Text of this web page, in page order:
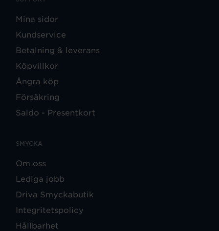
Mina sidor
Kundservice
Betalning & leverans
Köpvillkor
Ångra köp
Försäkring
Saldo - Presentkort
SMYCKA
Om oss
Lediga jobb
Driva Smyckabutik
Integritetspolicy
Hållbarhet